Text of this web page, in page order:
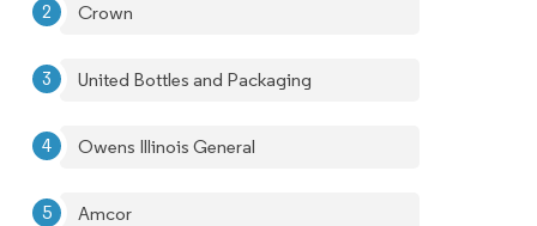
Crown
United Bottles and Packaging
Owens Illinois General
Amcor